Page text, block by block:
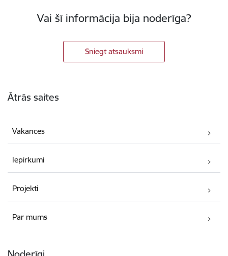
Vai šī informācija bija noderīga?
Sniegt atsauksmi
Ātrās saites
Vakances
Iepirkumi
Projekti
Par mums